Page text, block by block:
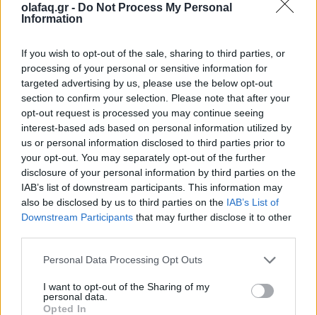
olafaq.gr - Do Not Process My Personal
Information
If you wish to opt-out of the sale, sharing to third parties, or
processing of your personal or sensitive information for
targeted advertising by us, please use the below opt-out
section to confirm your selection. Please note that after your
opt-out request is processed you may continue seeing
interest-based ads based on personal information utilized by
us or personal information disclosed to third parties prior to
your opt-out. You may separately opt-out of the further
disclosure of your personal information by third parties on the
IAB’s list of downstream participants. This information may
also be disclosed by us to third parties on the IAB’s List of
Downstream Participants that may further disclose it to other
Personal Data Processing Opt Outs
I want to opt-out of the Sharing of my
personal data.
Opted In
Φ Hill Sessions: Μια νέα γιορτή στην καρδιά
της Αθήνας
01.05.25
Ένα νέο φεστιβάλ γεννιέται στον λόφο του Φιλοπάππου, όπου
η μουσική συναντά το φως, τη φύση και τη φαντασία,
δημιουργώντας δέκα νύχτες πολιτιστικής μυσταγωγίας.